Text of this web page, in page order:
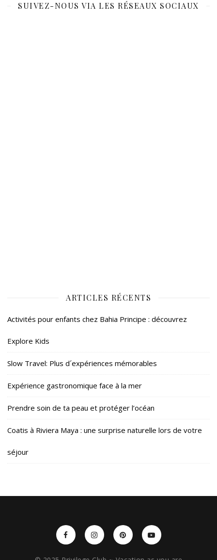
SUIVEZ-NOUS VIA LES RÉSEAUX SOCIAUX
ARTICLES RÉCENTS
Activités pour enfants chez Bahia Principe : découvrez
Explore Kids
Slow Travel: Plus d´expériences mémorables
Expérience gastronomique face à la mer
Prendre soin de ta peau et protéger l’océan
Coatis à Riviera Maya : une surprise naturelle lors de votre
séjour